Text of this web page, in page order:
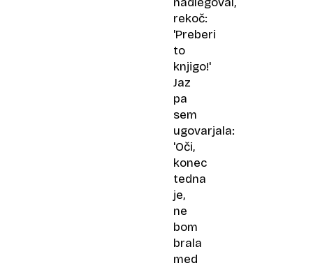
rekoč:
'Preberi
to
knjigo!'
Jaz
pa
sem
ugovarjala:
'Oči,
konec
tedna
je,
ne
bom
brala
med